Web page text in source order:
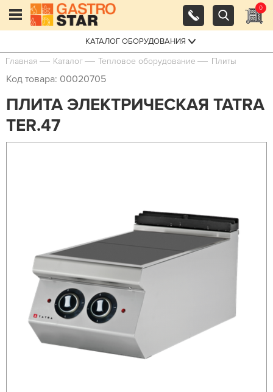
0
КАТАЛОГ ОБОРУДОВАНИЯ
Главная Каталог Тепловое оборудование Плиты
Код товара: 00020705
ПЛИТА ЭЛЕКТРИЧЕСКАЯ TATRA
TER.47